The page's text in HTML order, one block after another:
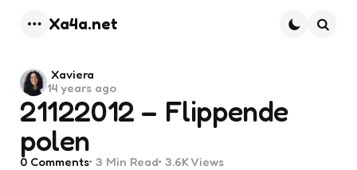
Xa4a.net
21122012 – Flippende
polen
Posted
by
Xaviera
14 years ago
0 Comments 3 Min Read 3.6K Views